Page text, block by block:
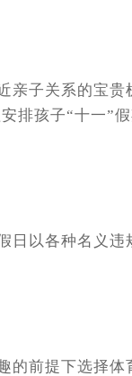
子关系的宝贵
孩子“十一”
以各种名义
前提下选择体